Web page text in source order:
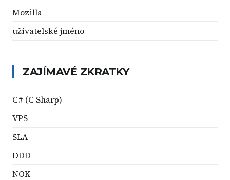
Mozilla
uživatelské jméno
ZAJÍMAVÉ ZKRATKY
C# (C Sharp)
VPS
SLA
DDD
NOK